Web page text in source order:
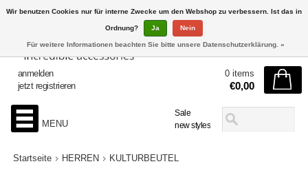
Sale
new styles
anmelden
jetzt registrieren
0 items
€0,00
MENU
Startseite HERREN KULTURBEUTEL
Wir benutzen Cookies nur für interne Zwecke um den Webshop zu verbessern. Ist das in
Ordnung? Ja Nein
Für weitere Informationen beachten Sie bitte unsere Datenschutzerklärung. »